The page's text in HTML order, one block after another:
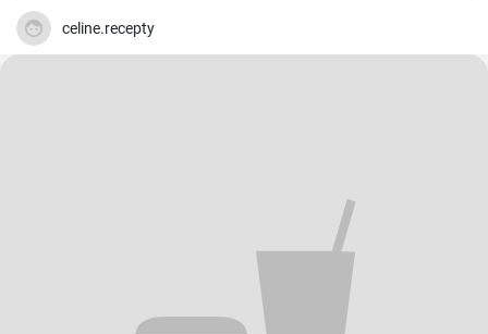
celine.recepty